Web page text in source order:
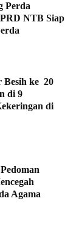
Perda
NTB Siap
ke 20
di 9
di
Agama